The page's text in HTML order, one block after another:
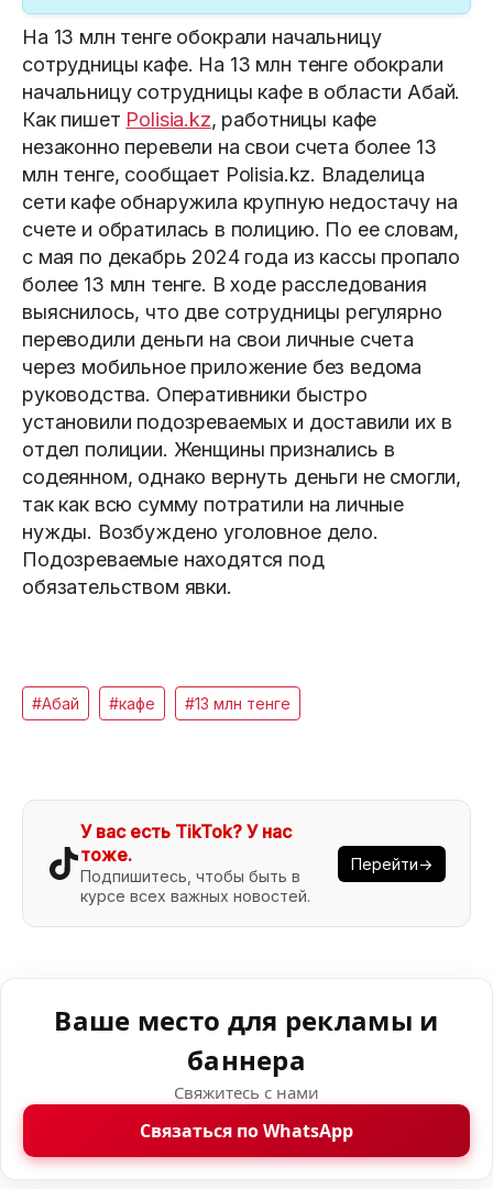
На 13 млн тенге обокрали начальницу
сотрудницы кафе. На 13 млн тенге обокрали
начальницу сотрудницы кафе в области Абай.
Как пишет Polisia.kz, работницы кафе
незаконно перевели на свои счета более 13
млн тенге, сообщает Polisia.kz. Владелица
сети кафе обнаружила крупную недостачу на
счете и обратилась в полицию. По ее словам,
с мая по декабрь 2024 года из кассы пропало
более 13 млн тенге. В ходе расследования
выяснилось, что две сотрудницы регулярно
переводили деньги на свои личные счета
через мобильное приложение без ведома
руководства. Оперативники быстро
установили подозреваемых и доставили их в
отдел полиции. Женщины признались в
содеянном, однако вернуть деньги не смогли,
так как всю сумму потратили на личные
нужды. Возбуждено уголовное дело.
Подозреваемые находятся под
обязательством явки.
#Абай #кафе #13 млн тенге
У вас есть TikTok? У нас
тоже.
Подпишитесь, чтобы быть в
курсе всех важных новостей.
Перейти→
Ваше место для рекламы и
баннера
Свяжитесь с нами
Связаться по WhatsApp